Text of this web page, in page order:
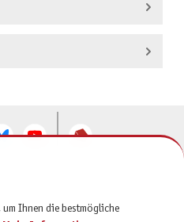
um Ihnen die bestmögliche